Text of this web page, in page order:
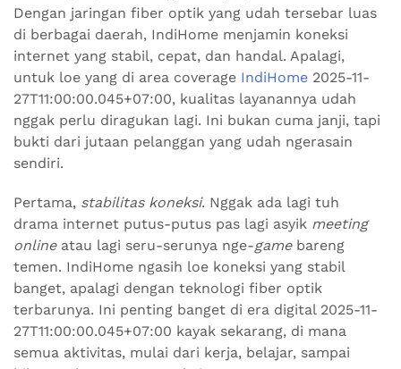
Dengan jaringan fiber optik yang udah tersebar luas
di berbagai daerah, IndiHome menjamin koneksi
internet yang stabil, cepat, dan handal. Apalagi,
untuk loe yang di area coverage IndiHome 2025-11-
27T11:00:00.045+07:00, kualitas layanannya udah
nggak perlu diragukan lagi. Ini bukan cuma janji, tapi
bukti dari jutaan pelanggan yang udah ngerasain
sendiri.
Pertama, stabilitas koneksi. Nggak ada lagi tuh
drama internet putus-putus pas lagi asyik meeting
onlineatau lagi seru-serunya nge-gamebareng
temen. IndiHome ngasih loe koneksi yang stabil
banget, apalagi dengan teknologi fiber optik
terbarunya. Ini penting banget di era digital 2025-11-
27T11:00:00.045+07:00 kayak sekarang, di mana
semua aktivitas, mulai dari kerja, belajar, sampai